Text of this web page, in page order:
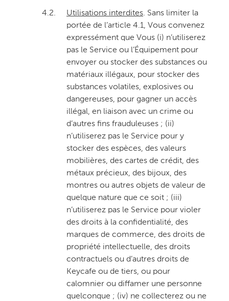
4.2. Utilisations interdites. Sans limiter la
portée de l’article 4.1, Vous convenez
expressément que Vous (i) n’utiliserez
pas le Service ou l’Équipement pour
envoyer ou stocker des substances ou
matériaux illégaux, pour stocker des
substances volatiles, explosives ou
dangereuses, pour gagner un accès
illégal, en liaison avec un crime ou
d’autres fins frauduleuses ; (ii)
n’utiliserez pas le Service pour y
stocker des espèces, des valeurs
mobilières, des cartes de crédit, des
métaux précieux, des bijoux, des
montres ou autres objets de valeur de
quelque nature que ce soit ; (iii)
n’utiliserez pas le Service pour violer
des droits à la confidentialité, des
marques de commerce, des droits de
propriété intellectuelle, des droits
contractuels ou d’autres droits de
Keycafe ou de tiers, ou pour
calomnier ou diffamer une personne
quelconque ; (iv) ne collecterez ou ne